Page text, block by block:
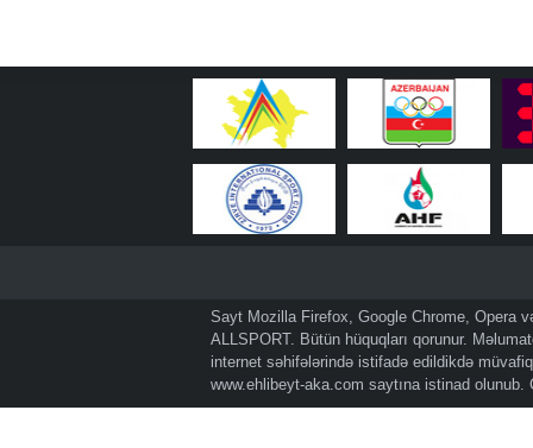
Sayt Mozilla Firefox, Google Chrome, Opera
ALLSPORT. Bütün hüquqları qorunur.
internet səhifələrində istifadə edildikdə
www.ehlibeyt-aka.com saytına istinad olunub.